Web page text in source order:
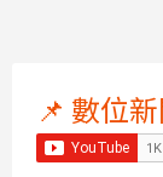
📌 數位